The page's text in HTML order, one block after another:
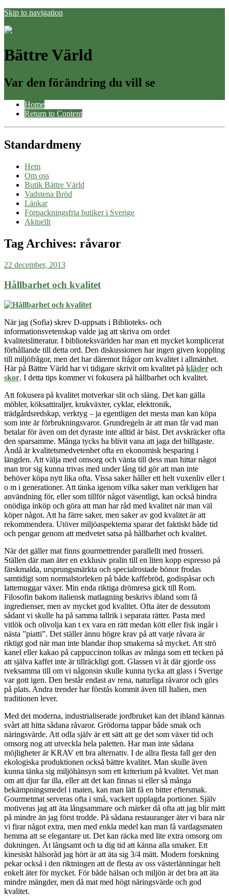
Skip to navigation
Bättre Värld
Var den förändring du vill se
Home
Return to Content
Standardmeny
Hem
Om oss
Butik Bättre Värld
Vadstena Bröd
Länkar
Förpackningsfria butiker i Sverige
Aktuellt
Tag Archives: råvaror
22 december, 2013
Hållbarhet och kvalitet
När jag (Sofia) skrev D-uppsats i Biblioteks- och
informationsvetenskap valde jag att skriva om ordet
kvalitetslitteratur. I biblioteksvärlden har man ett mycket komplicerat
förhållande till detta ord. Den diskussionen har ingen given koppling
till miljöfrågor, men det har däremot frågor om kvalitet i allmänhet.
Här på Bättre Värld har vi tidigare skrivit om kvalitet på kläder och
skor. I detta tips kommer vi fokusera på hållbarhet och kvalitet.
Att fokusera på kvalitet motverkar slit och släng. Det kan gälla
möbler, köksattiraljer, krukväxter, cyklar, elektronik,
trädgårdsredskap, verktyg – ja egentligen det mesta man kan köpa
som inte är förbrukningsvaror. Grundregeln är att man får vad man
betalar för även om det dyraste inte alltid är bäst. Det avskräcker ofta
den sparsamme. Många tycks ha blivit vana att jaga det billigaste.
Ändå är kvalitetsmedvetenhet ofta en ekonomisk besparing i
längden. Att välja med omsorg och vänta till dess man hittar något
man tror sig kunna trivas med under lång tid gör att man inte
behöver köpa nytt lika ofta. Vissa saker håller ett helt vuxenliv eller t
o m i generationer. Att tänka igenom vilka saker man verkligen har
användning för, eller som tillför något väsentligt, kan också hindra
onödiga inköp och göra att man har råd med kvalitet när man väl
köper något. Att ha färre saker, men saker av god kvalitet är att
rekommendera. Utöver miljöaspekterna sparar det faktiskt både tid
och pengar genom att medvetet satsa på hållbarhet och kvalitet.
När det gäller mat finns gourmettrender parallellt med frosseri.
Ställen där man äter en exklusiv pralin till en liten kopp espresso på
färskmalda, ursprungsmärkta och specialrostade bönor frodas
samtidigt som normalstorleken på både kaffebröd, godispåsar och
lattemuggar växer. Min enda riktiga drömresa gick till Rom.
Filosofin bakom italiensk matlagning beskrivs ibland som få
ingredienser, men av mycket god kvalitet. Ofta äter de dessutom
sådant vi skulle ha på samma tallrik i separata rätter. Pasta med
vitlök och olivolja kan t ex vara en rätt medan kött eller fisk ingår i
nästa ”piatti”. Det ställer ännu högre krav på att varje råvara är
riktigt god när man inte blandar ihop smakerna så mycket. Att strö
kanel eller kakao på cappuccinon tolkas av många som ett tecken på
att själva kaffet inte är tillräckligt gott. Glassen vi åt där gjorde oss
tveksamma till om vi någonsin skulle kunna tycka att glass i Sverige
var gott igen. Den består endast av rena, naturliga råvaror och görs
på plats. Andra trender har förstås kommit även till Italien, men
traditionen lever.
Med det moderna, industrialiserade jordbruket kan det ibland kännas
svårt att hitta sådana råvaror. Grödorna tappar både smak och
näringsvärde. Att odla själv är ett sätt att ge det som växer tid och
omsorg nog att utveckla hela paletten. Har man inte sådana
möjligheter är KRAV ett bra alternativ. I de allra flesta fall ger den
ekologiska produktionen också bättre kvalitet. Man skulle även
kunna tänka sig miljöhänsyn som ett kriterium på kvalitet. Vet man
om att djur far illa, eller att det kan finnas si eller så många
bekämpningsmedel i maten, kan man lätt få en bitter eftersmak.
Gourmetmat serveras ofta i små, vackert upplagda portioner. Själv
motiveras jag att äta långsammare och märker då ofta att jag blir mätt
på mindre än jag först trodde. På sådana restauranger äter vi bara när
vi firar något extra, men med enkla medel kan man få vardagsmaten
hemma att se elegantare ut. Det kan räcka med lite extra omsorg om
dukningen. Ät långsamt och ta dig tid att känna alla smaker. Ett
kinesiskt hälsoråd jag hört är att äta sig 3/4 mätt. Modern forskning
pekar också i den riktningen att de flesta av oss västerlänningar helt
enkelt äter för mycket. För både hälsan och miljön är det bra att äta
mindre mängder, men då mat med högt näringsvärde och god
kvalitet.